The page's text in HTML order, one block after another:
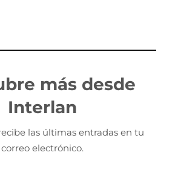
más desde
Interlan
las últimas entradas en tu
correo electrónico.